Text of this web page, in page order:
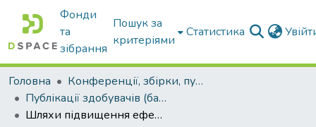
Фонди
та
зібрання
Пошук за
критеріями
Статистика
Головна
Конференції, збірки, публікації молодих вчених і здобувачів : магістрів, бакалаврів, аспірантів.
Публікації здобувачів (бакалаврів. магістрів, аспірантів)
Шляхи підвищення ефективності використання персоналу